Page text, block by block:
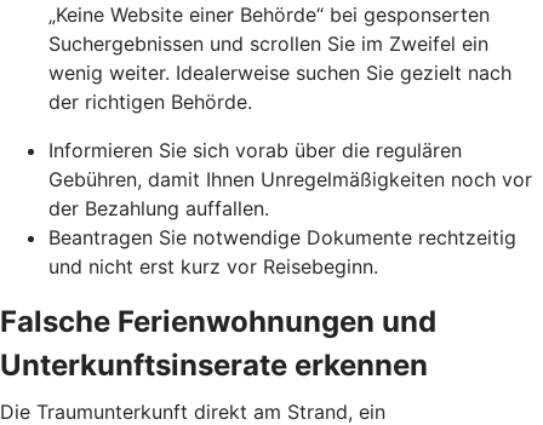
„Keine Website einer Behörde“ bei gesponserten
Suchergebnissen und scrollen Sie im Zweifel ein
wenig weiter. Idealerweise suchen Sie gezielt nach
der richtigen Behörde.
Informieren Sie sich vorab über die regulären
Gebühren, damit Ihnen Unregelmäßigkeiten noch vor
der Bezahlung auffallen.
Beantragen Sie notwendige Dokumente rechtzeitig
und nicht erst kurz vor Reisebeginn.
Falsche Ferienwohnungen und
Unterkunftsinserate erkennen
Die Traumunterkunft direkt am Strand, ein